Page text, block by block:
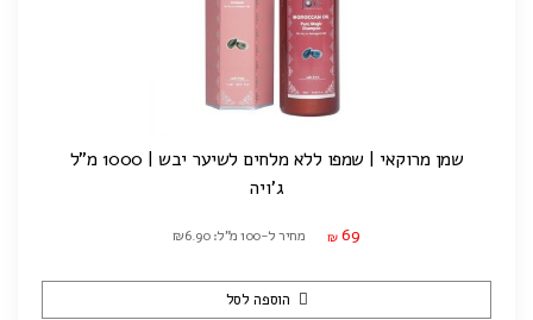
שמן מרוקאי | שמפו ללא מלחים לשיער יבש | 1000 מ"ל
ג'ויה
₪ 69 מחיר ל-100 מ"ל: ₪6.90
הוספה לסל